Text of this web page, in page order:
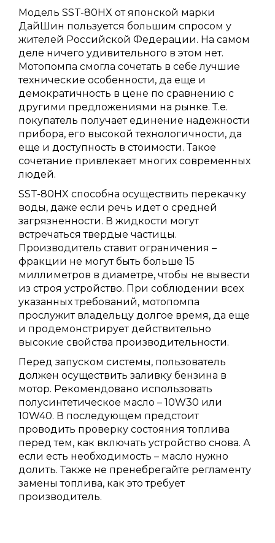
Модель SST-80HX от японской марки
ДайШин пользуется большим спросом у
жителей Российской Федерации. На самом
деле ничего удивительного в этом нет.
Мотопомпа смогла сочетать в себе лучшие
технические особенности, да еще и
демократичность в цене по сравнению с
другими предложениями на рынке. Т.е.
покупатель получает единение надежности
прибора, его высокой технологичности, да
еще и доступность в стоимости. Такое
сочетание привлекает многих современных
людей.
SST-80HX способна осуществить перекачку
воды, даже если речь идет о средней
загрязненности. В жидкости могут
встречаться твердые частицы.
Производитель ставит ограничения –
фракции не могут быть больше 15
миллиметров в диаметре, чтобы не вывести
из строя устройство. При соблюдении всех
указанных требований, мотопомпа
прослужит владельцу долгое время, да еще
и продемонстрирует действительно
высокие свойства производительности.
Перед запуском системы, пользователь
должен осуществить заливку бензина в
мотор. Рекомендовано использовать
полусинтетическое масло – 10W30 или
10W40. В последующем предстоит
проводить проверку состояния топлива
перед тем, как включать устройство снова. А
если есть необходимость – масло нужно
долить. Также не пренебрегайте регламенту
замены топлива, как это требует
производитель.